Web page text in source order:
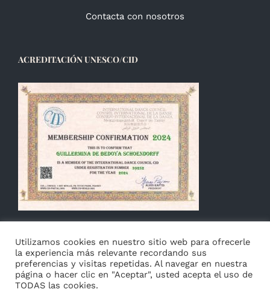
Contacta con nosotros
ACREDITACIÓN UNESCO/CID
© Copyright 2014 -
Utilizamos cookies en nuestro sitio web para ofrecerle
la experiencia más relevante recordando sus
preferencias y visitas repetidas. Al navegar en nuestra
página o hacer clic en "Aceptar", usted acepta el uso de
TODAS las cookies.